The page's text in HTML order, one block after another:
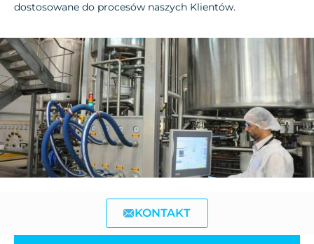
KONTAKT
dostosowane do procesów naszych Klientów.